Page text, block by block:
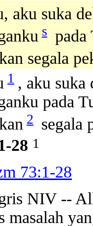
aku suka
s
segala
1 , aku suka
pada
2 segala
28 1
73:1-28
NIV --
masalah